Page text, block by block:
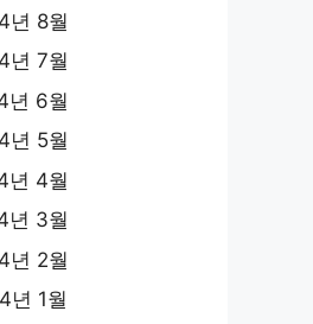
년 8월
년 7월
년 6월
년 5월
년 4월
년 3월
년 2월
년 1월